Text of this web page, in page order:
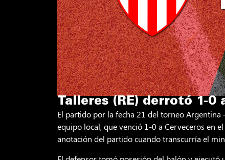
Talleres (RE) derrotó 1-0
El partido por la fecha 21 del torneo
equipo local, que venció 1-0 a Cerveceros en
anotación del partido cuando transcurría el